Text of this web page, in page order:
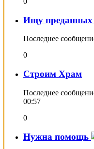
Ищу преданных
Последнее
0
Строим Храм
Последнее
00:57
0
Нужна помощь